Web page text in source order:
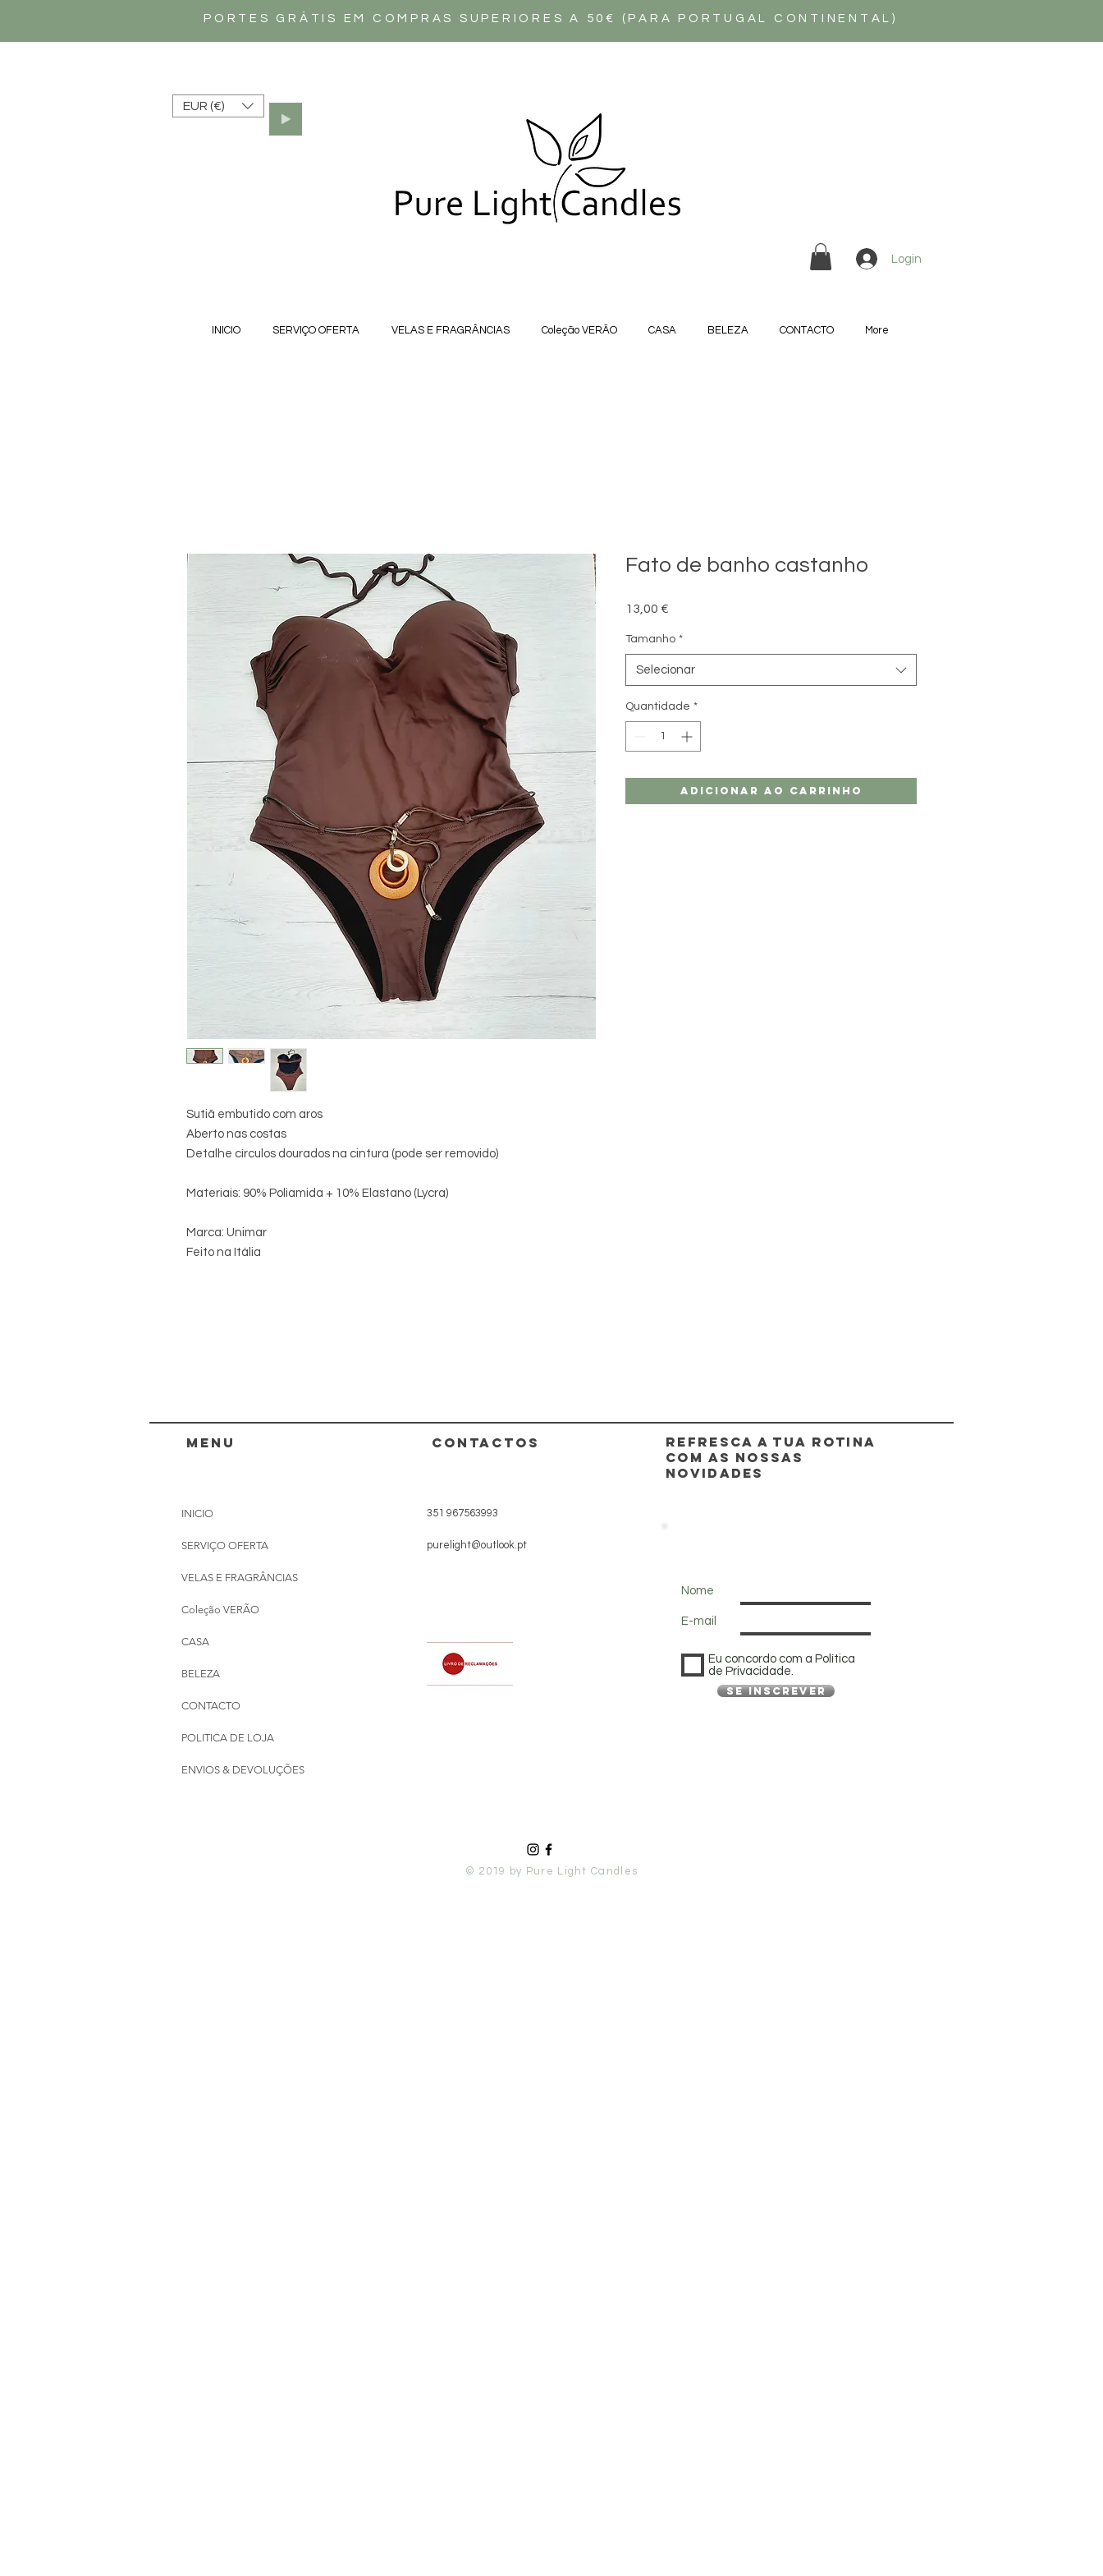
PORTES GRÁTIS EM COMPRAS SUPERIORES A 50€ (PARA PORTUGAL CONTINENTAL)
EUR (€)
Login
INICIO SERVIÇO OFERTA VELAS E FRAGRÂNCIAS Coleção VERÃO CASA BELEZA CONTACTO More
Sutiã embutido com aros
Aberto nas costas
Detalhe círculos dourados na cintura (pode ser removido)
Materiais: 90% Poliamida + 10% Elastano (Lycra)
Marca: Unimar
Feito na Itália
Fato de banho castanho
13,00 €
Tamanho *
Selecionar
Quantidade *
Adicionar ao carrinho
menu
INICIO
SERVIÇO OFERTA
VELAS E FRAGRÂNCIAS
Coleção VERÃO
CASA
BELEZA
CONTACTO
POLITICA DE LOJA
ENVIOS & DEVOLUÇÕES
CONTACTOS
351 967563993
purelight@outlook.pt
REFRESCA A TUA ROTINA
COM AS NOSSAS
NOVIDADES
Nome
E-mail
Eu concordo com a Política
de Privacidade.
Se inscrever
© 2019 by Pure Light Candles